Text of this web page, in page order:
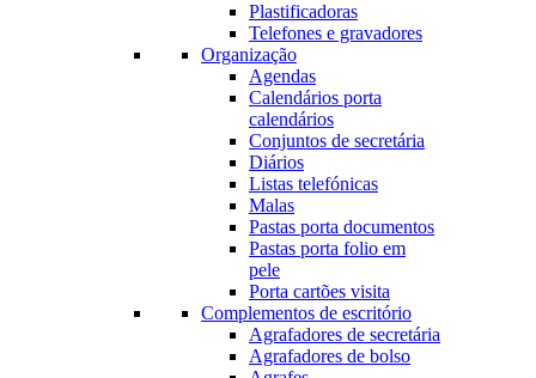
Plastificadoras
Telefones e gravadores
Organização
Agendas
Calendários porta
calendários
Conjuntos de secretária
Diários
Listas telefónicas
Malas
Pastas porta documentos
Pastas porta folio em
pele
Porta cartões visita
Complementos de escritório
Agrafadores de secretária
Agrafadores de bolso